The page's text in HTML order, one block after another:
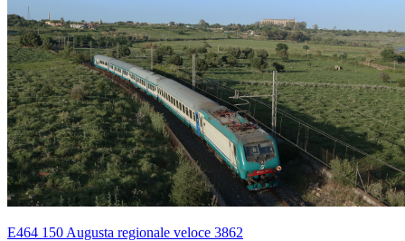
E464 150 Augusta regionale veloce 3862